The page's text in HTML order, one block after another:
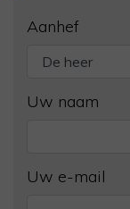
Aanhef
Uw naam
Uw e-mail